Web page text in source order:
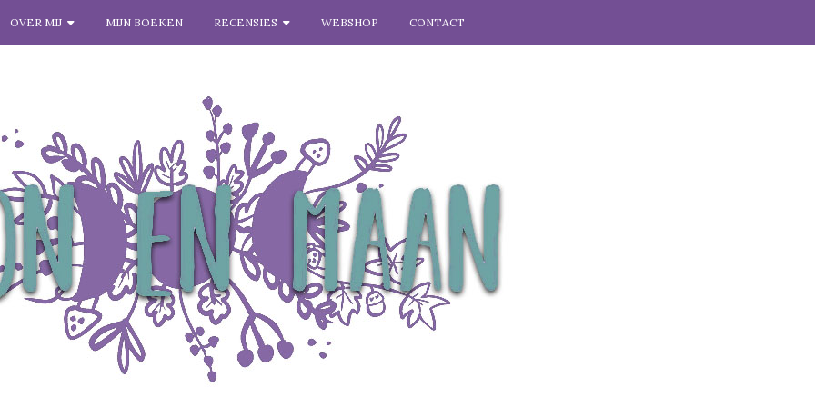
OVER MIJ MIJN BOEKEN RECENSIES WEBSHOP CONTACT